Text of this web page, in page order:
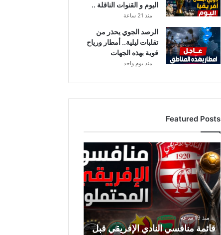
اليوم و القنوات الناقلة ..
منذ 21 ساعة
الرصد الجوي يحذر من
تقلبات ليلية.. أمطار ورياح
قوية بهذه الجهات
منذ يوم واحد
Featured Posts
قائمة
منافسي
النادي
الإفريقي
قبل
قرعة
دوري
أبطال
إفريقيا
منذ 19 ساعة
قائمة منافسي النادي الإفريقي قبل